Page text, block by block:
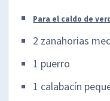
Para el caldo de
2 zanahorias
1 puerro
1 calabacín